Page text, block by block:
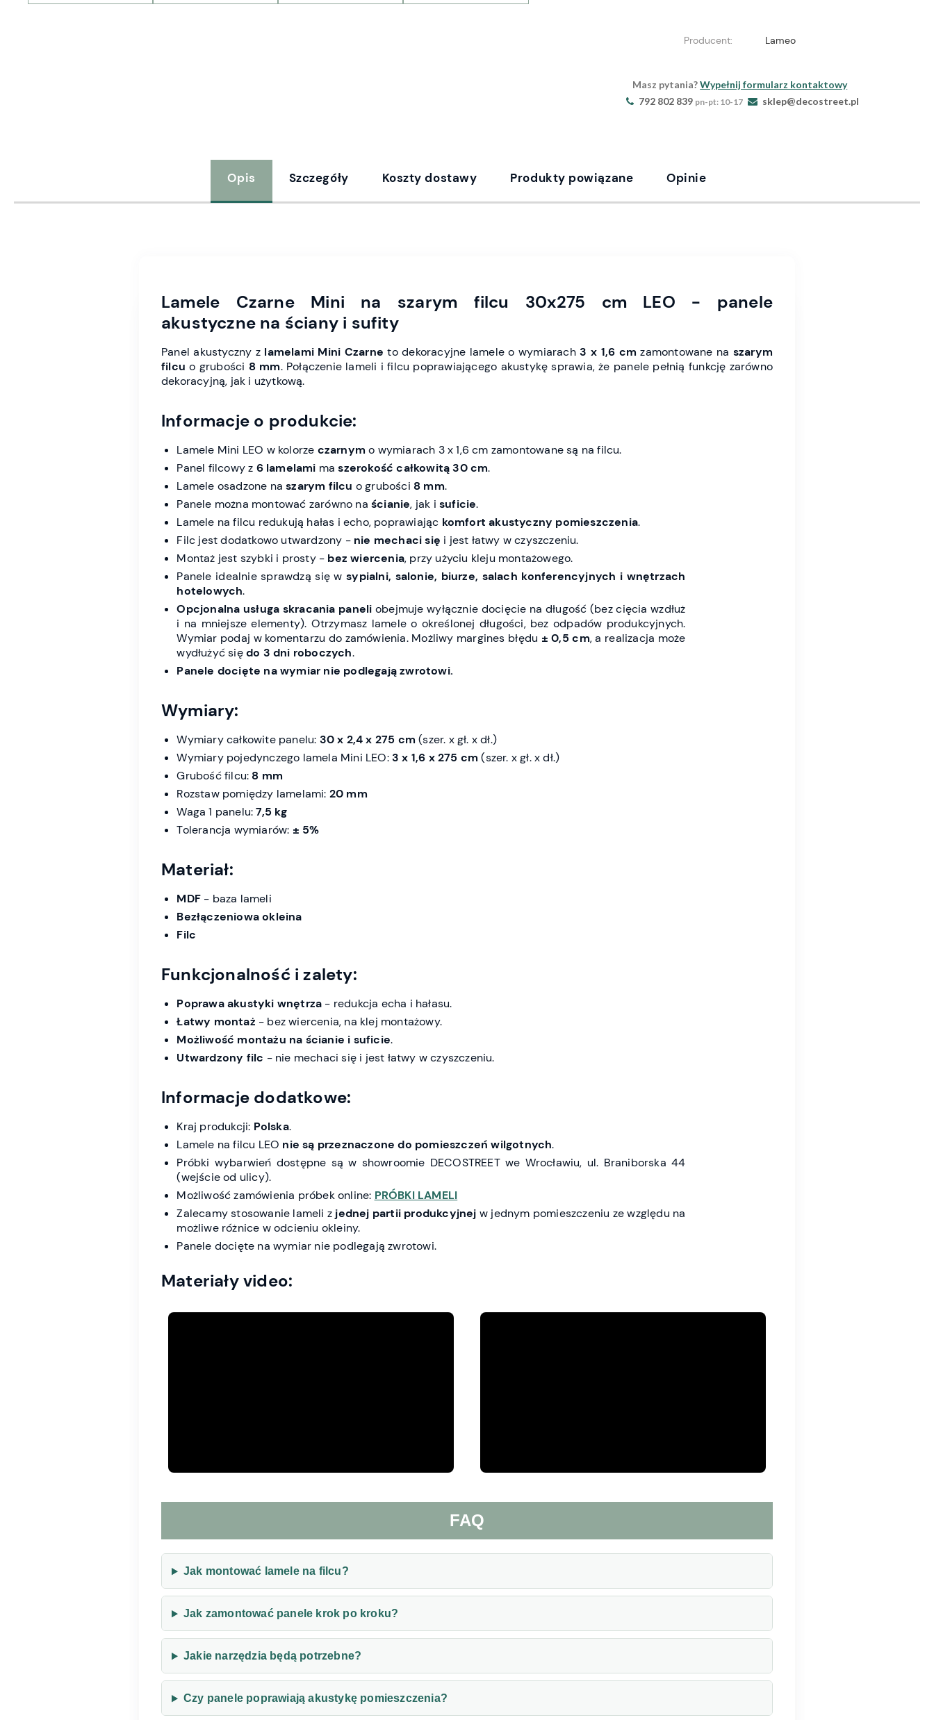
Producent: Lameo
Masz pytania?Wypełnij formularz kontaktowy
792 802 839 pn-pt: 10-17 sklep@decostreet.pl
Opis Szczegóły Koszty dostawy Produkty powiązane Opinie
Lamele Czarne Mini na szarym filcu 30x275 cm LEO - panele
akustyczne na ściany i sufity
Panel akustyczny z lamelami Mini Czarneto dekoracyjne lamele o wymiarach3 x 1,6 cm zamontowane na szarym
filcu o grubości 8 mm. Połączenie lameli i filcu poprawiającego akustykę sprawia, że panele pełnią funkcję zarówno
dekoracyjną, jak i użytkową.
Informacje o produkcie:
Lamele Mini LEO w kolorze czarnymo wymiarach 3 x 1,6 cm zamontowane są na filcu.
Panel filcowy z 6 lamelami maszerokość całkowitą 30 cm.
Lamele osadzone naszarym filcu o grubości 8 mm.
Panele można montować zarówno na ścianie, jak isuficie.
Lamele na filcu redukują hałas i echo, poprawiając komfort akustyczny pomieszczenia.
Filc jest dodatkowo utwardzony - nie mechaci się i jest łatwy w czyszczeniu.
Montaż jest szybki i prosty - bez wiercenia, przy użyciu kleju montażowego.
Panele idealnie sprawdzą się wsypialni, salonie, biurze, salach konferencyjnych i wnętrzach
hotelowych.
Opcjonalna usługa skracania paneli obejmuje wyłącznie docięcie na długość (bez cięcia wzdłuż
i na mniejsze elementy). Otrzymasz lamele o określonej długości, bez odpadów produkcyjnych.
Wymiar podaj w komentarzu do zamówienia. Możliwy margines błędu ± 0,5 cm, a realizacja może
wydłużyć siędo 3 dni roboczych.
Panele docięte na wymiar nie podlegają zwrotowi.
Wymiary:
Wymiary całkowite panelu: 30 x 2,4 x 275 cm (szer. x gł. x dł.)
Wymiary pojedynczego lamela Mini LEO:3 x 1,6 x 275 cm (szer. x gł. x dł.)
Grubość filcu: 8 mm
Rozstaw pomiędzy lamelami: 20 mm
Waga 1 panelu:7,5 kg
Tolerancja wymiarów: ± 5%
Materiał:
MDF - baza lameli
Bezłączeniowa okleina
Filc
Funkcjonalność i zalety:
Poprawa akustyki wnętrza - redukcja echa i hałasu.
Łatwy montaż - bez wiercenia, na klej montażowy.
Możliwość montażu na ścianie i suficie.
Utwardzony filc - nie mechaci się i jest łatwy w czyszczeniu.
Informacje dodatkowe:
Kraj produkcji: Polska.
Lamele na filcu LEO nie są przeznaczone do pomieszczeń wilgotnych.
Próbki wybarwień dostępne są w showroomie DECOSTREET we Wrocławiu, ul. Braniborska 44
(wejście od ulicy).
Możliwość zamówienia próbek online: PRÓBKI LAMELI
Zalecamy stosowanie lameli z jednej partii produkcyjnej w jednym pomieszczeniu ze względu na
możliwe różnice w odcieniu okleiny.
Panele docięte na wymiar nie podlegają zwrotowi.
Materiały video:
FAQ
Jak montować lamele na filcu?
Jak zamontować panele krok po kroku?
Jakie narzędzia będą potrzebne?
Czy panele poprawiają akustykę pomieszczenia?